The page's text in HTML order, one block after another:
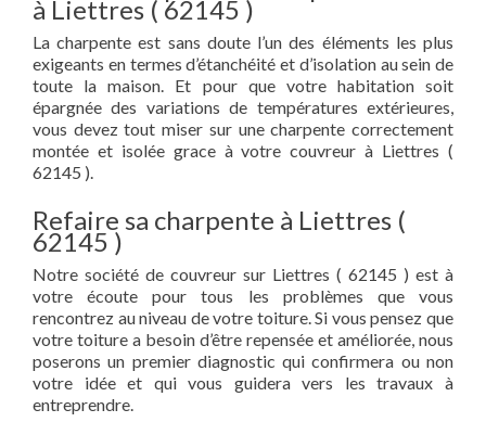
à Liettres ( 62145 )
La charpente est sans doute l’un des éléments les plus
exigeants en termes d’étanchéité et d’isolation au sein de
toute la maison. Et pour que votre habitation soit
épargnée des variations de températures extérieures,
vous devez tout miser sur une charpente correctement
montée et isolée grace à votre couvreur à Liettres (
62145 ).
Refaire sa charpente à Liettres (
62145 )
Notre société de couvreur sur Liettres ( 62145 ) est à
votre écoute pour tous les problèmes que vous
rencontrez au niveau de votre toiture. Si vous pensez que
votre toiture a besoin d’être repensée et améliorée, nous
poserons un premier diagnostic qui confirmera ou non
votre idée et qui vous guidera vers les travaux à
entreprendre.